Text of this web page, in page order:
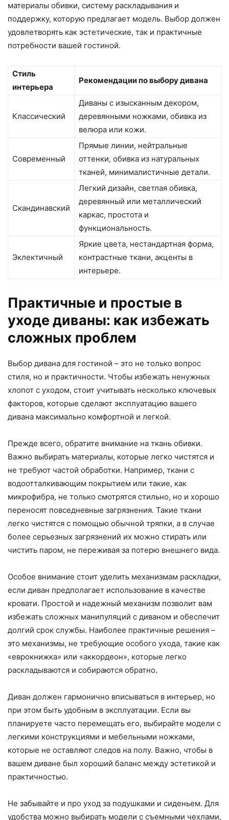
материалы обивки, систему раскладывания и
поддержку, которую предлагает модель. Выбор должен
удовлетворять как эстетические, так и практичные
потребности вашей гостиной.
Стиль
интерьера
Рекомендации по выбору дивана
Классический
Диваны с изысканным декором,
деревянными ножками, обивка из
велюра или кожи.
Современный
Прямые линии, нейтральные
оттенки, обивка из натуральных
тканей, минималистичные детали.
Скандинавский
Легкий дизайн, светлая обивка,
деревянный или металлический
каркас, простота и
функциональность.
Эклектичный
Яркие цвета, нестандартная форма,
контрастные ткани, акценты в
интерьере.
Практичные и простые в
уходе диваны: как избежать
сложных проблем
Выбор дивана для гостиной – это не только вопрос
стиля, но и практичности. Чтобы избежать ненужных
хлопот с уходом, стоит учитывать несколько ключевых
факторов, которые сделают эксплуатацию вашего
дивана максимально комфортной и легкой.
Прежде всего, обратите внимание на ткань обивки.
Важно выбирать материалы, которые легко чистятся и
не требуют частой обработки. Например, ткани с
водоотталкивающим покрытием или такие, как
микрофибра, не только смотрятся стильно, но и хорошо
переносят повседневные загрязнения. Такие ткани
легко чистятся с помощью обычной тряпки, а в случае
более серьезных загрязнений их можно стирать или
чистить паром, не переживая за потерю внешнего вида.
Особое внимание стоит уделить механизмам раскладки,
если диван предполагает использование в качестве
кровати. Простой и надежный механизм позволит вам
избежать сложных манипуляций с диваном и обеспечит
долгий срок службы. Наиболее практичные решения –
это механизмы, не требующие особого ухода, такие как
«еврокнижка» или «аккордеон», которые легко
раскладываются и собираются обратно.
Диван должен гармонично вписываться в интерьер, но
при этом быть удобным в эксплуатации. Если вы
планируете часто перемещать его, выбирайте модели с
легкими конструкциями и мебельными ножками,
которые не оставляют следов на полу. Важно, чтобы в
вашем диване был хороший баланс между эстетикой и
практичностью.
Не забывайте и про уход за подушками и сиденьем. Для
удобства можно выбирать модели с съемными чехлами,